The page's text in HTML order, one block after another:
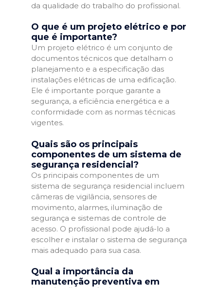
da qualidade do trabalho do profissional.
O que é um projeto elétrico e por
que é importante?
Um projeto elétrico é um conjunto de
documentos técnicos que detalham o
planejamento e a especificação das
instalações elétricas de uma edificação.
Ele é importante porque garante a
segurança, a eficiência energética e a
conformidade com as normas técnicas
vigentes.
Quais são os principais
componentes de um sistema de
segurança residencial?
Os principais componentes de um
sistema de segurança residencial incluem
câmeras de vigilância, sensores de
movimento, alarmes, iluminação de
segurança e sistemas de controle de
acesso. O profissional pode ajudá-lo a
escolher e instalar o sistema de segurança
mais adequado para sua casa.
Qual a importância da
manutenção preventiva em